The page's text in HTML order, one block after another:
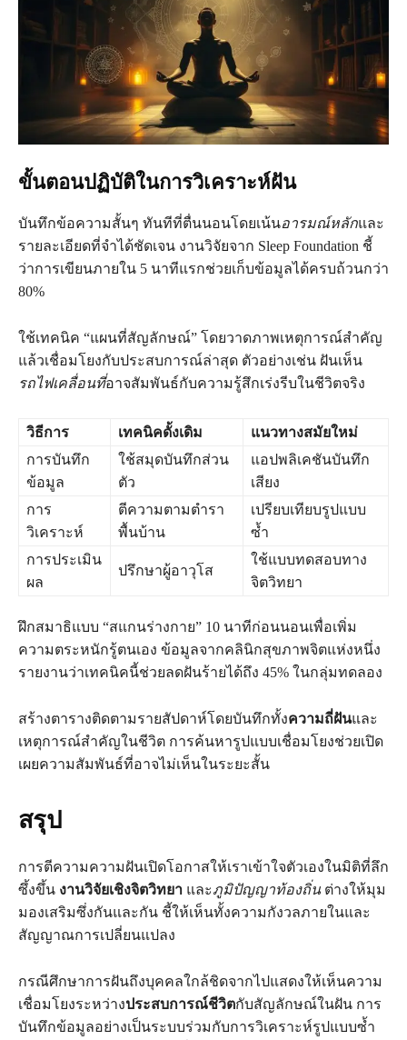
ขั้นตอนปฏิบัติในการวิเคราะห์ฝัน
บันทึกข้อความสั้นๆ ทันทีที่ตื่นนอนโดยเน้นอารมณ์หลักและ
รายละเอียดที่จำได้ชัดเจน งานวิจัยจาก Sleep Foundation ชี้
ว่าการเขียนภายใน 5 นาทีแรกช่วยเก็บข้อมูลได้ครบถ้วนกว่า
80%
ใช้เทคนิค “แผนที่สัญลักษณ์” โดยวาดภาพเหตุการณ์สำคัญ
แล้วเชื่อมโยงกับประสบการณ์ล่าสุด ตัวอย่างเช่น ฝันเห็น
รถไฟเคลื่อนที่อาจสัมพันธ์กับความรู้สึกเร่งรีบในชีวิตจริง
วิธีการ เทคนิคดั้งเดิม
แนวทางสมัยใหม่
การบันทึก
ข้อมูล
ใช้สมุดบันทึกส่วน
ตัว
แอปพลิเคชันบันทึก
เสียง
การ
วิเคราะห์
ตีความตามตำรา
พื้นบ้าน
เปรียบเทียบรูปแบบ
ซ้ำ
การประเมิน
ผล
ปรึกษาผู้อาวุโส
ใช้แบบทดสอบทาง
จิตวิทยา
ฝึกสมาธิแบบ “สแกนร่างกาย” 10 นาทีก่อนนอนเพื่อเพิ่ม
ความตระหนักรู้ตนเอง ข้อมูลจากคลินิกสุขภาพจิตแห่งหนึ่ง
รายงานว่าเทคนิคนี้ช่วยลดฝันร้ายได้ถึง 45% ในกลุ่มทดลอง
สร้างตารางติดตามรายสัปดาห์โดยบันทึกทั้งความถี่ฝันและ
เหตุการณ์สำคัญในชีวิต การค้นหารูปแบบเชื่อมโยงช่วยเปิด
เผยความสัมพันธ์ที่อาจไม่เห็นในระยะสั้น
สรุป
การตีความความฝันเปิดโอกาสให้เราเข้าใจตัวเองในมิติที่ลึก
ซึ้งขึ้น งานวิจัยเชิงจิตวิทยา และภูมิปัญญาท้องถิ่น ต่างให้มุม
มองเสริมซึ่งกันและกัน ชี้ให้เห็นทั้งความกังวลภายในและ
สัญญาณการเปลี่ยนแปลง
กรณีศึกษาการฝันถึงบุคคลใกล้ชิดจากไปแสดงให้เห็นความ
เชื่อมโยงระหว่างประสบการณ์ชีวิตกับสัญลักษณ์ในฝัน การ
บันทึกข้อมูลอย่างเป็นระบบร่วมกับการวิเคราะห์รูปแบบซ้ำ